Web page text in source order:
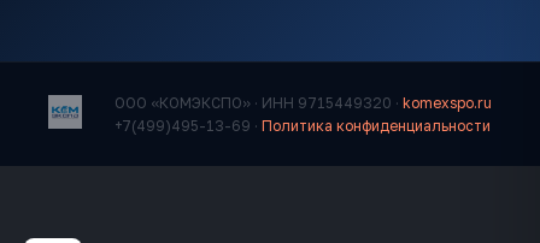
ООО «КОМЭКСПО» · ИНН 9715449320 · komexspo.ru
+7(499)495-13-69 · Политика конфиденциальности